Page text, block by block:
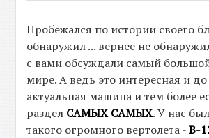
Пробежался по истории своего
обнаружил ... вернее не
с вами обсуждали самый
мире. А ведь это интересная и
актуальная машина и тем более
раздел САМЫХ САМЫХ. У нас
такого огромного вертолета -В-